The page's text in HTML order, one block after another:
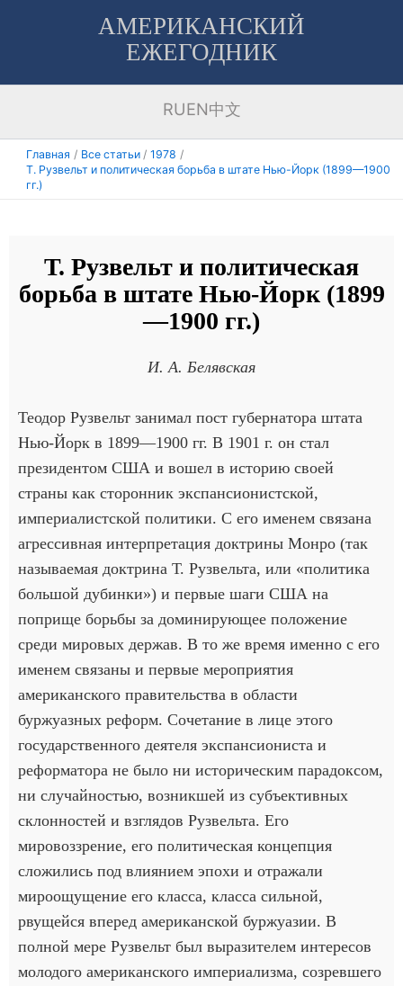
АМЕРИКАНСКИЙ
ЕЖЕГОДНИК
RUEN中文
Главная Все статьи
1978
Т. Рузвельт и политическая борьба в штате Нью-Йорк (1899—1900
гг.)
Т. Рузвельт и политическая
борьба в штате Нью-Йорк (1899
—1900 гг.)
И. А. Белявская
Теодор Рузвельт занимал пост губернатора штата
Нью-Йорк в 1899—1900 гг. В 1901 г. он стал
президентом США и вошел в историю своей
страны как сторонник экспансионистской,
империалистской политики. С его именем связана
агрессивная интерпретация доктрины Монро (так
называемая доктрина Т. Рузвельта, или «политика
большой дубинки») и первые шаги США на
поприще борьбы за доминирующее положение
среди мировых держав. В то же время именно с его
именем связаны и первые мероприятия
американского правительства в области
буржуазных реформ. Сочетание в лице этого
государственного деятеля экспансиониста и
реформатора не было ни историческим парадоксом,
ни случайностью, возникшей из субъективных
склонностей и взглядов Рузвельта. Его
мировоззрение, его политическая концепция
сложились под влиянием эпохи и отражали
мироощущение его класса, класса сильной,
рвущейся вперед американской буржуазии. В
полной мере Рузвельт был выразителем интересов
молодого американского империализма, созревшего